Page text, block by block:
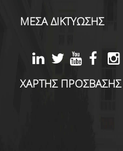
ΜΕΣΑ ΔΙΚΤΥΩΣΗΣ
ΧΑΡΤΗΣ ΠΡΟΣΒΑΣΗΣ